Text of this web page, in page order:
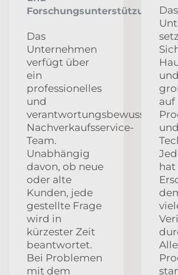
Forschungsunterstützung
Das
Unternehmen
verfügt über
ein
professionelles
und
verantwortungsbewusstes
Nachverkaufsservice-
Team.
Unabhängig
davon, ob neue
oder alte
Kunden, jede
gestellte Frage
wird in
kürzester Zeit
beantwortet.
Bei Problemen
mit dem
Das
auf
und
hat
Alle